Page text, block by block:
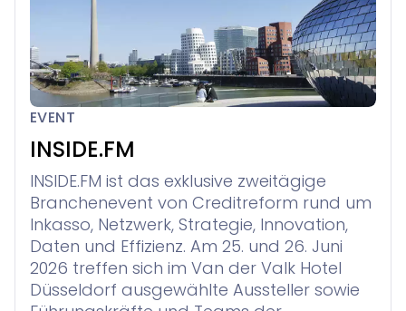
EVENT
INSIDE.FM
INSIDE.FM ist das exklusive zweitägige
Branchenevent von Creditreform rund um
Inkasso, Netzwerk, Strategie, Innovation,
Daten und Effizienz. Am 25. und 26. Juni
2026 treffen sich im Van der Valk Hotel
Düsseldorf ausgewählte Aussteller sowie